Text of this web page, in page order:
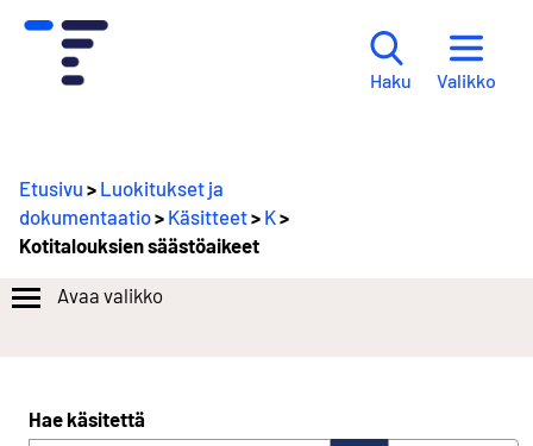
Haku Valikko
Etusivu > Luokitukset ja
dokumentaatio> Käsitteet> K>
Kotitalouksien säästöaikeet
Avaa valikko
Hae käsitettä